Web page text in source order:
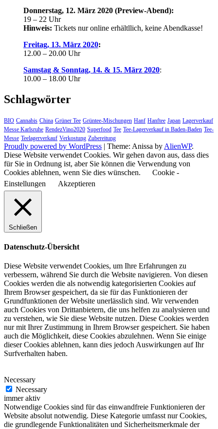
Donnerstag, 12. März 2020 (Preview-Abend):
19 – 22 Uhr
Hinweis: Tickets nur online erhältllich, keine Abendkasse!
Freitag, 13. März 2020:
12.00 – 20.00 Uhr
Samstag & Sonntag, 14. & 15. März 2020:
10.00 – 18.00 Uhr
Schlagwörter
BIO Cannabis China Grüner Tee Grüntee-Mischungen Hanf Hanftee Japan Lagerverkauf
Messe Karlsruhe RendezVino2020 Superfood Tee Tee-Lagerverkauf in Baden-Baden Tee-
Messe Teelagerverkauf Verkostung Zubereitung
Proudly powered by WordPress | Theme: Anissa by AlienWP.
Diese Website verwendet Cookies. Wir gehen davon aus, dass dies
für Sie in Ordnung ist, aber Sie können die Verwendung von
Cookies ablehnen, wenn Sie dies wünschen.
Cookie -
Einstellungen
Akzeptieren
Schließen
Datenschutz-Übersicht
Diese Website verwendet Cookies, um Ihre Erfahrungen zu
verbessern, während Sie durch die Website navigieren. Von diesen
Cookies werden die als notwendig kategorisierten Cookies auf
Ihrem Browser gespeichert, da sie für das Funktionieren der
Grundfunktionen der Website unerlässlich sind. Wir verwenden
auch Cookies von Drittanbietern, die uns helfen zu analysieren und
zu verstehen, wie Sie diese Website nutzen. Diese Cookies werden
nur mit Ihrer Zustimmung in Ihrem Browser gespeichert. Sie haben
auch die Möglichkeit, diese Cookies abzulehnen. Wenn Sie einige
dieser Cookies ablehnen, kann dies jedoch Auswirkungen auf Ihr
Surfverhalten haben.
Necessary
Necessary
immer aktiv
Notwendige Cookies sind für das einwandfreie Funktionieren der
Website absolut notwendig. Diese Kategorie umfasst nur Cookies,
die grundlegende Funktionalitäten und Sicherheitsmerkmale der